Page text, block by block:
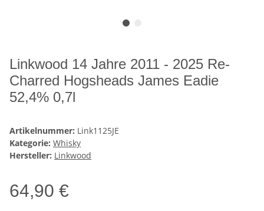
Linkwood 14 Jahre 2011 - 2025 Re-
Charred Hogsheads James Eadie
52,4% 0,7l
Artikelnummer: Link1125JE
Kategorie: Whisky
Hersteller: Linkwood
64,90 €